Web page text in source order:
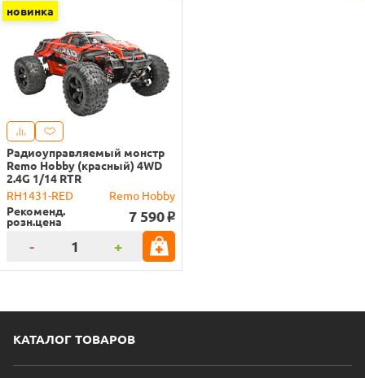
новинка
Радиоуправляемый монстр
Remo Hobby (красный) 4WD
2.4G 1/14 RTR
RH1431-RED
Remo Hobby
Рекоменд.
розн.цена 7 590 o
- +
КАТАЛОГ ТОВАРОВ